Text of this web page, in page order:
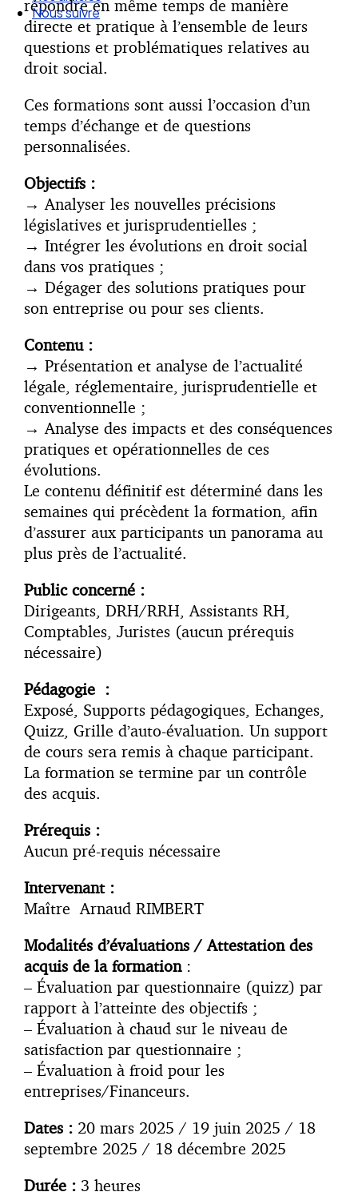
Nos articles
Nous suivre
répondre en même temps de manière
directe et pratique à l’ensemble de leurs
questions et problématiques relatives au
droit social.
Ces formations sont aussi l’occasion d’un
temps d’échange et de questions
personnalisées.
Objectifs :
→Analyser les nouvelles précisions
législatives et jurisprudentielles ;
→ Intégrer les évolutions en droit social
dans vos pratiques ;
→ Dégager des solutions pratiques pour
son entreprise ou pour ses clients.
Contenu :
→ Présentation et analyse de l’actualité
légale, réglementaire, jurisprudentielle et
conventionnelle ;
→Analyse des impacts et des conséquences
pratiques et opérationnelles de ces
évolutions.
Le contenu définitif est déterminé dans les
semaines qui précèdent la formation, afin
d’assurer aux participants un panorama au
plus près de l’actualité.
Public concerné :
Dirigeants, DRH/RRH, Assistants RH,
Comptables, Juristes (aucun prérequis
nécessaire)
Pédagogie :
Exposé, Supports pédagogiques, Echanges,
Quizz, Grille d’auto-évaluation. Un support
de cours sera remis à chaque participant.
La formation se termine par un contrôle
des acquis.
Prérequis :
Aucun pré-requis nécessaire
Intervenant :
Maître Arnaud RIMBERT
Modalités d’évaluations / Attestation des
acquis de la formation:
– Évaluation par questionnaire (quizz) par
rapport à l’atteinte des objectifs ;
– Évaluation à chaud sur le niveau de
satisfaction par questionnaire ;
– Évaluation à froid pour les
entreprises/Financeurs.
Dates : 20 mars 2025 / 19 juin 2025 / 18
septembre 2025 / 18 décembre 2025
Durée : 3 heures